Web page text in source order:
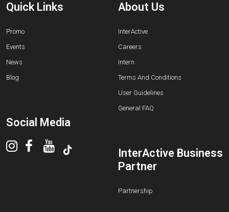
Quick Links
Promo
Events
News
Blog
Social Media
About Us
InterActive
Careers
Intern
Terms And Conditions
User Guidelines
General FAQ
InterActive Business
Partner
Partnership